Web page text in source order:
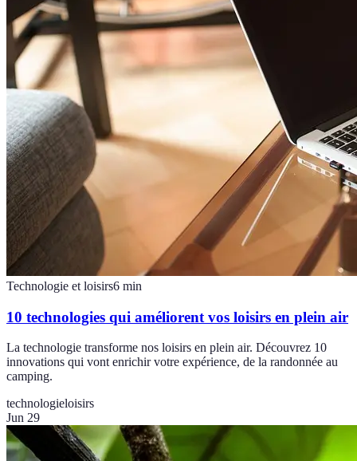
Technologie et loisirs6 min
10 technologies qui améliorent vos loisirs en plein air
La technologie transforme nos loisirs en plein air. Découvrez 10
innovations qui vont enrichir votre expérience, de la randonnée au
camping.
technologieloisirs
Jun 29